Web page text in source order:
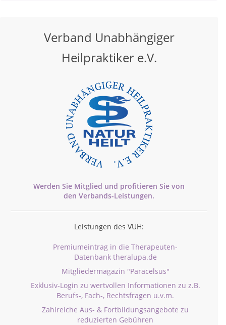
Verband Unabhängiger
Heilpraktiker e.V.
Werden Sie Mitglied und profitieren Sie von
den Verbands-Leistungen.
Leistungen des VUH:
Premiumeintrag in die Therapeuten-
Datenbank theralupa.de
Mitgliedermagazin "Paracelsus"
Exklusiv-Login zu wertvollen Informationen zu z.B.
Berufs-, Fach-, Rechtsfragen u.v.m.
Zahlreiche Aus- & Fortbildungsangebote zu
reduzierten Gebühren